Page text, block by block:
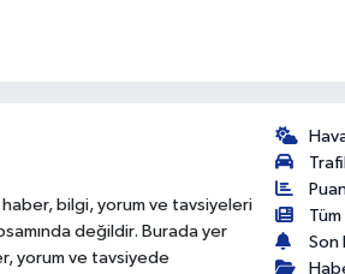
haber, bilgi, yorum ve tavsiyeleri
değildir. Burada yer
yorum ve tavsiyede
Son